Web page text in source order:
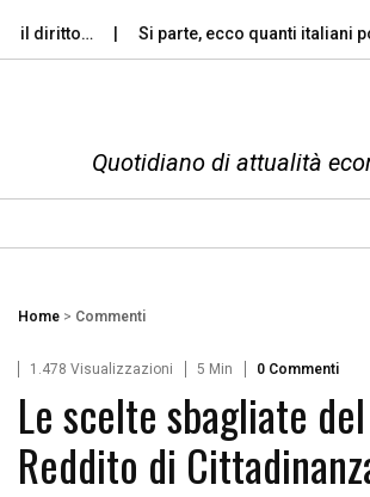
diritto… Si parte, ecco quanti italiani
Quotidiano di attualità
Home > Commenti
1.478 Visualizzazioni 5 Min 0 Commenti
Le scelte sbagliate
Reddito di